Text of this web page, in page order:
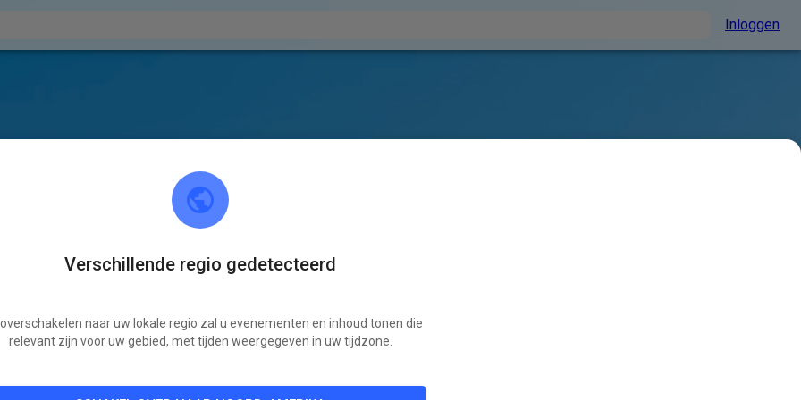
Inloggen
Verschillende regio gedetecteerd
naar uw lokale regio zal u evenementen en inhoud tonen die
relevant zijn voor uw gebied, met tijden weergegeven in uw tijdzone.